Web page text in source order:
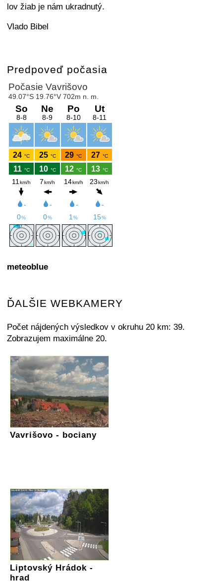
lov žiab je nám ukradnutý.
Vlado Bibel
Predpoveď počasia
meteoblue
ĎALŠIE WEBKAMERY
Počet nájdených výsledkov v okruhu 20 km: 39.
Zobrazujem maximálne 20.
Vavrišovo - bociany
Liptovský Hrádok -
hrad